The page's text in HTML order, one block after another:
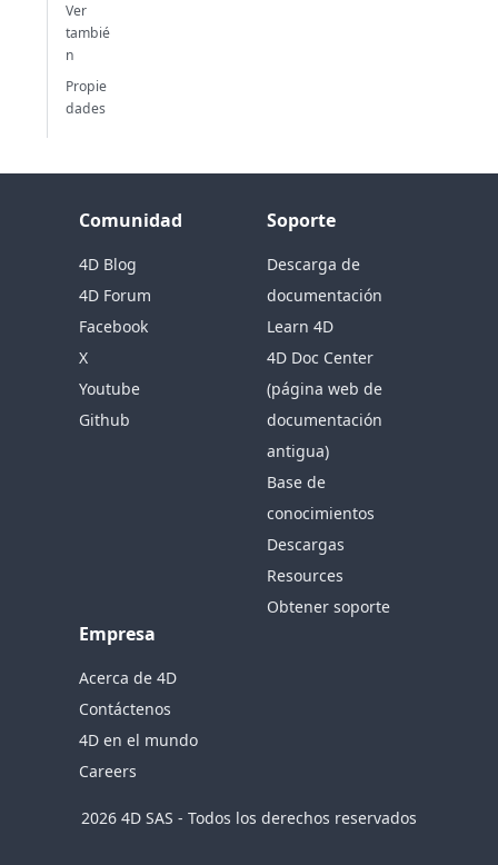
Ver
tambié
n
Propie
dades
Comunidad
4D Blog
4D Forum
Facebook
X
Youtube
Github
Soporte
Descarga de
documentación
Learn 4D
4D Doc Center
(página web de
documentación
antigua)
Base de
conocimientos
Descargas
Resources
Obtener soporte
Empresa
Acerca de 4D
Contáctenos
4D en el mundo
Careers
2026 4D SAS - Todos los derechos reservados